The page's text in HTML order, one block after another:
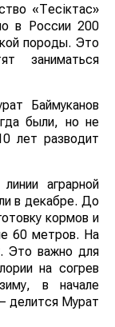
«Тесiктас»
в России 200
породы. Это
заниматься
Баймуканов
были, но не
лет разводит
аграрной
в декабре. До
кормов и
60 метров. На
Это важно для
на согрев
в начале
делится Мурат